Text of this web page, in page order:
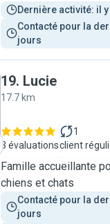
Dernière activité: il
Contacté pour la
jours
19. Lucie
17.7 km
3 évaluations
1
client
Famille accueillante
chiens et chats
Contacté pour la
jours